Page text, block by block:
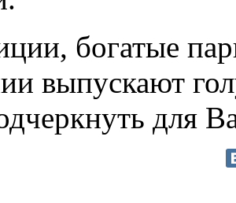
богатые
выпускают
для